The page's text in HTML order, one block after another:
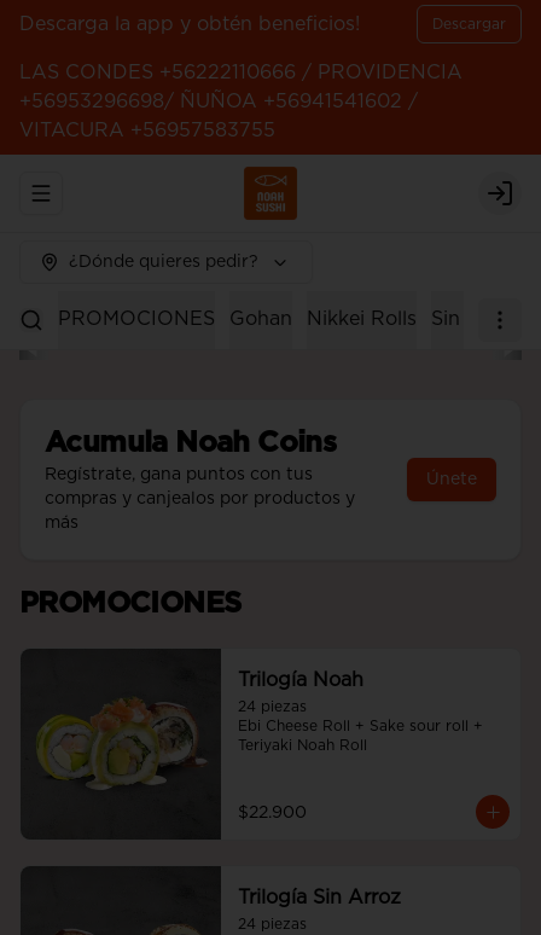
Descarga la app y obtén beneficios! Descargar
LAS CONDES +56222110666 / PROVIDENCIA
+56953296698/ ÑUÑOA +56941541602 /
VITACURA +56957583755
Abrir menu de navegación
¿Dónde quieres pedir?
PROMOCIONES Gohan Nikkei Rolls Sin Arroz
Acumula Noah Coins
Regístrate, gana puntos con tus
compras y canjealos por productos y
más
Únete
PROMOCIONES
Trilogía Noah
24 piezas
Ebi Cheese Roll + Sake sour roll +
Teriyaki Noah Roll
$22.900
Trilogía Sin Arroz
24 piezas